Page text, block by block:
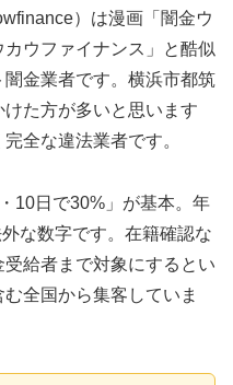
）は漫画「闇金ウ
ウファイナンス」と酷似
金業者です。横浜市都筑
た方が多いと思います
全な違法業者です。
10日で30%」が基本。年
な数字です。在籍確認な
給者まで対象にするとい
全国から集客していま